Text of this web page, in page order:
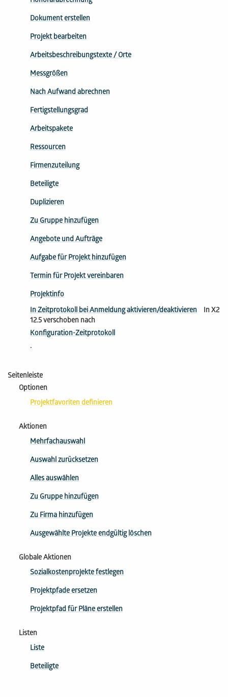
Dokument erstellen
Projekt bearbeiten
Arbeitsbeschreibungs​texte / Orte
Messgrößen
Nach Aufwand abrechnen
Fertigstellungsgrad
Arbeitspakete
Ressourcen
Firmenzuteilung
Beteiligte
Duplizieren
Zu Gruppe hinzufügen
Angebote und Aufträge
Aufgabe für Projekt hinzufügen
Termin für Projekt vereinbaren
Projektinfo
In Zeitprotokoll bei Anmeldung aktivieren/deaktivieren
In X2
12.5 verschoben nach
Konfiguration-Zeitprotokoll
.
Seitenleiste
Optionen
Projektfavoriten definieren
Aktionen
Mehrfachauswahl
Auswahl zurücksetzen
Alles auswählen
Zu Gruppe hinzufügen
Zu Firma hinzufügen
Ausgewählte Projekte endgültig löschen
Globale Aktionen
Sozialkostenprojekte festlegen
Projektpfade ersetzen
Projektpfad für Pläne erstellen
Listen
Liste
Beteiligte